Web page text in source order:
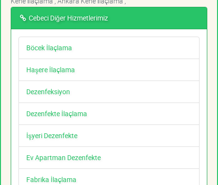
Cebeci Diğer Hizmetlerimiz
Böcek İlaçlama
Haşere İlaçlama
Dezenfeksiyon
Dezenfekte İlaçlama
İşyeri Dezenfekte
Ev Apartman Dezenfekte
Fabrika İlaçlama